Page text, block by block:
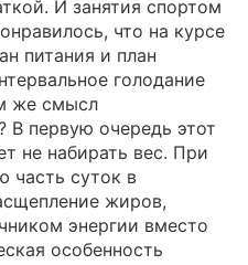
И занятия спортом
что на курсе
питания и план
голодание
же смысл
В первую очередь этот
не набирать вес. При
часть суток в
жиров,
энергии вместо
особенность